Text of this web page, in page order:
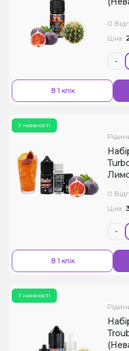
Рідини для електронних
Подарункові набори
0
Ціна:
-
В 1 клік
У наявності
0
Ціна:
-
В 1 клік
У наявності